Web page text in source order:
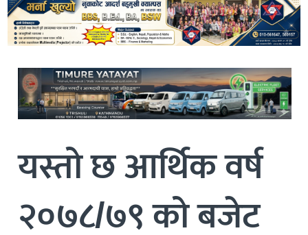
यस्तो छ आर्थिक वर्ष
२०७८/७९ को बजेट